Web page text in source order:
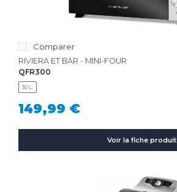
Comparer
RIVIERA ET BAR - MINI-FOUR
QFR300
30 L.
149,99 €
Voir la fiche produit